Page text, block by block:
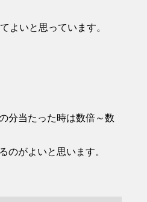
よいと思っています。
分当たった時は数倍～数
のがよいと思います。